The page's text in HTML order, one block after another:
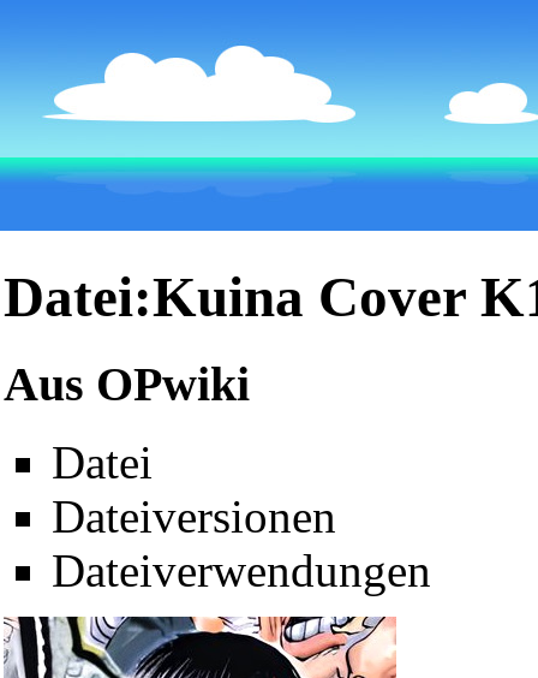
Datei:Kuina Cover
Aus OPwiki
Datei
Dateiversionen
Dateiverwendungen